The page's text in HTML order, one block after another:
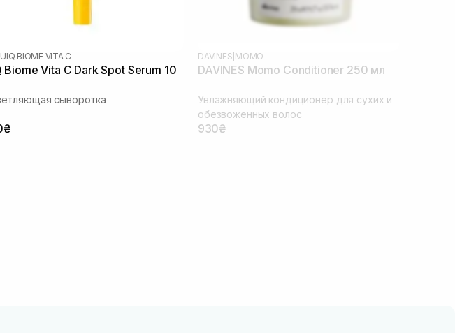
UIQ BIOME VITA C
Biome Vita C Dark Spot Serum 10
сыворотка
DAVINES MOMO
DAVINES Momo Conditioner 250 мл
Увлажняющий кондиционер для сухих и
обезвоженных волос
930₴